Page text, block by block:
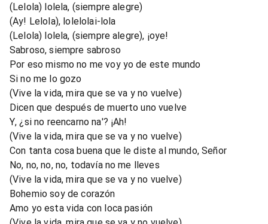
(Lelola) lolela, (siempre alegre)
(Ay! Lelola), lolelolai-lola
(Lelola) lolela, (siempre alegre), ¡oye!
Sabroso, siempre sabroso
Por eso mismo no me voy yo de este mundo
Si no me lo gozo
(Vive la vida, mira que se va y no vuelve)
Dicen que después de muerto uno vuelve
Y, ¿si no reencarno na'? ¡Ah!
(Vive la vida, mira que se va y no vuelve)
Con tanta cosa buena que le diste al mundo, Señor
No, no, no, no, todavía no me lleves
(Vive la vida, mira que se va y no vuelve)
Bohemio soy de corazón
Amo yo esta vida con loca pasión